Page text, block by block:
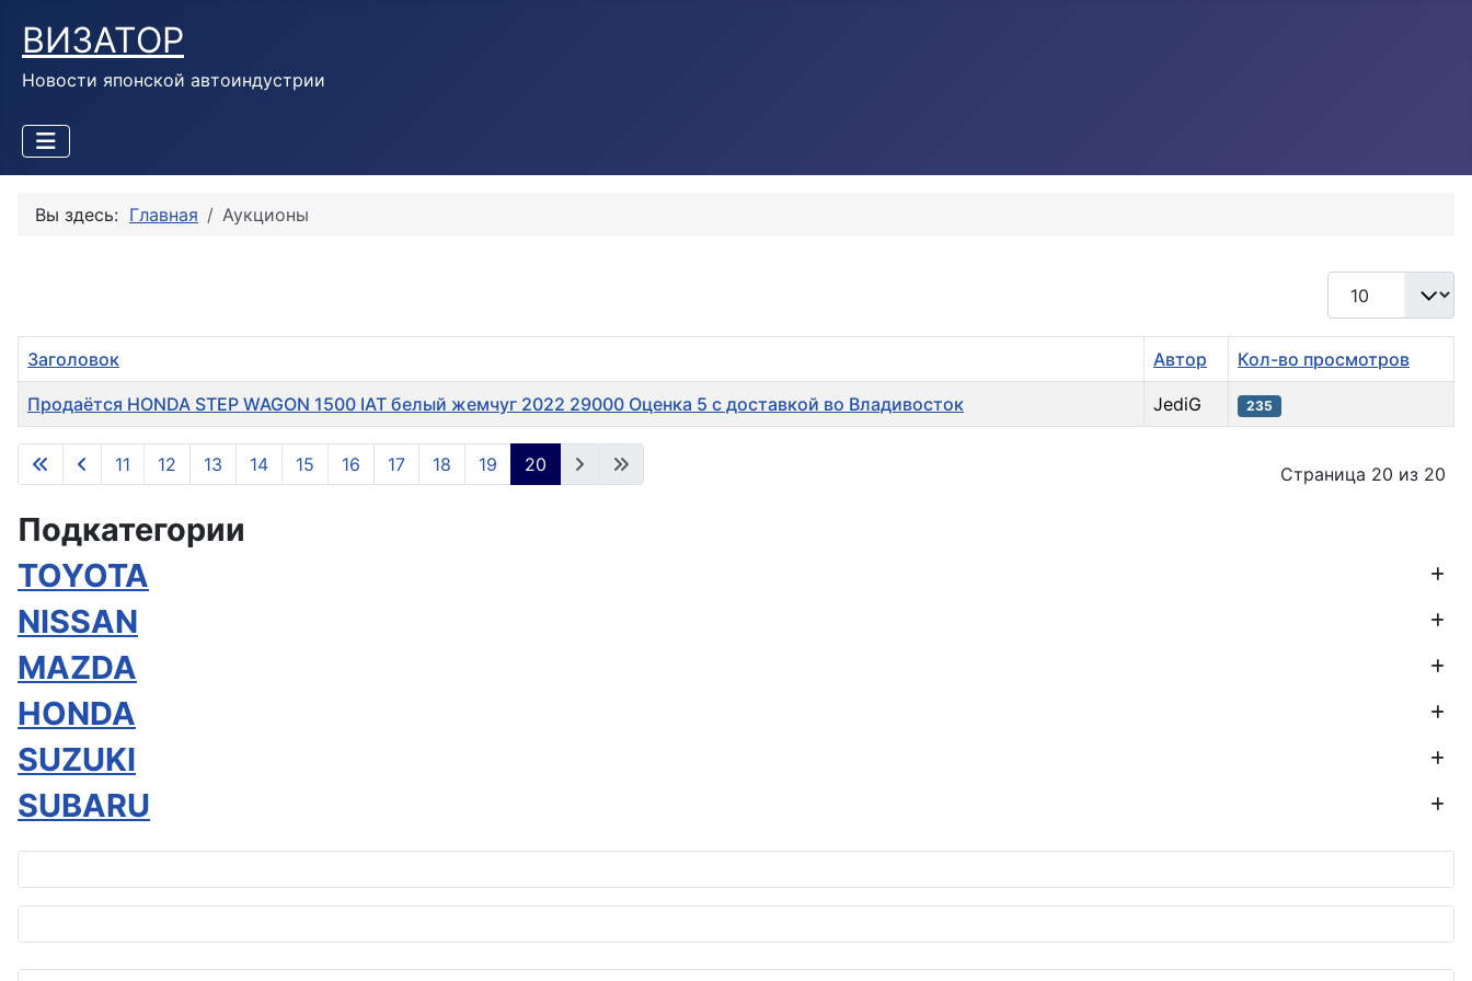
ВИЗАТОР
Новости японской автоиндустрии
Вы здесь: Главная Аукционы
Кол-во строк:
Материалы
Заголовок Автор Кол-во просмотров
Продаётся HONDA STEP WAGON 1500 IAT белый жемчуг 2022 29000 Оценка 5 с доставкой во Владивосток JediG 235
Страница 20 из 20
11 12 13 14 15 16 17 18 19 20
Подкатегории
TOYOTA
NISSAN
MAZDA
HONDA
SUZUKI
SUBARU